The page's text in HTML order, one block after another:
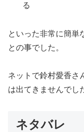
る
といった非常に簡単
との事でした。
ネットで鈴村愛香さ
は出てきませんでし
ネタバレ